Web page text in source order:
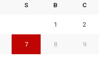
S B C
1 2
7 8 9